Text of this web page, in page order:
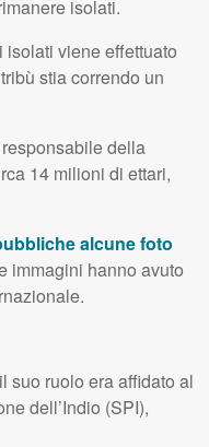
isolati.
viene effettuato
stia correndo un
della
14 milioni di ettari,
alcune foto
immagini hanno avuto
suo ruolo era affidato al
dell’Indio (SPI),